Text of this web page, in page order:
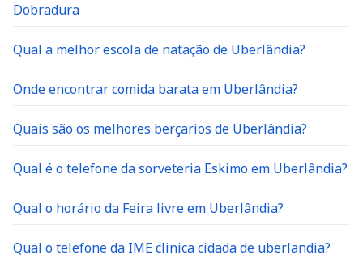
Dobradura
Qual a melhor escola de natação de Uberlândia?
Onde encontrar comida barata em Uberlândia?
Quais são os melhores berçarios de Uberlândia?
Qual é o telefone da sorveteria Eskimo em Uberlândia?
Qual o horário da Feira livre em Uberlândia?
Qual o telefone da IME clinica cidada de uberlandia?